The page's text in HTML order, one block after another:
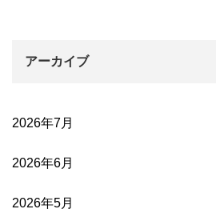
アーカイブ
2026年7月
2026年6月
2026年5月